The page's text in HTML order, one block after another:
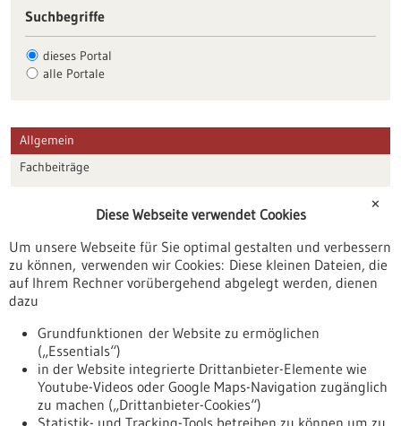
Suchbegriffe
dieses Portal
alle Portale
Allgemein
Fachbeiträge
Veranstaltungen
Erscheinungsdatum
✕
Diese Webseite verwendet Cookies
Um unsere Webseite für Sie optimal gestalten und verbessern
zu können, verwenden wir Cookies: Diese kleinen Dateien, die
auf Ihrem Rechner vorübergehend abgelegt werden, dienen
dazu
Grundfunktionen der Website zu ermöglichen
(„Essentials“)
in der Website integrierte Drittanbieter-Elemente wie
Youtube-Videos oder Google Maps-Navigation zugänglich
zu machen („Drittanbieter-Cookies“)
Statistik- und Tracking-Tools betreiben zu können um zu